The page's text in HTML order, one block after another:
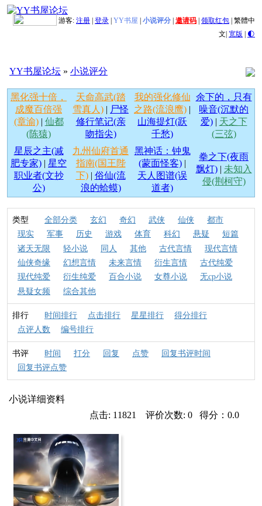
游客: 注册 登录 YY书屋 小说评分 邀请码 领取红包 繁體中
文| 宽版 | 🌓
YY书屋论坛 » 小说评分
黑化强十倍，
成魔百倍强
(章渝)| 仙都
(陈猿)
天命高武(踏
雪真人) | 尸怪
修行笔记(亲
吻指尖)
我的强化修仙
之路(流浪鹰) |
山海提灯(跃
千愁)
余下的，只有
噪音(沉默的
爱)| 天之下
(三弦)
星辰之主(减
肥专家) | 星空
职业者(文抄
公)
九州仙府首通
指南(国王陛
下)| 俗仙(流
浪的蛤蟆)
黑神话：钟鬼
(蒙面怪客) |
天人图谱(误
道者)
拳之下(夜雨
飘灯)| 未知入
侵(荆柯守)
类型 全部分类 玄幻 奇幻 武侠 仙侠
都市
现实
军事 历史 游戏 体育 科幻 悬疑
短篇
诸天无限
轻小说 同人 其他 古代言情
现代言情
仙侠奇缘
幻想言情 未来言情 衍生言情
古代纯爱
现代纯爱
衍生纯爱 百合小说 女尊小说
无cp小说
悬疑女频
综合其他
排行 时间排行 点击排行 星星排行
得分排行
点评人数
编号排行
书评 时间 打分 回复 点赞
回复书评时间
回复书评点赞
小说详细资料
点击: 11821 评价次数: 0 得分：0.0